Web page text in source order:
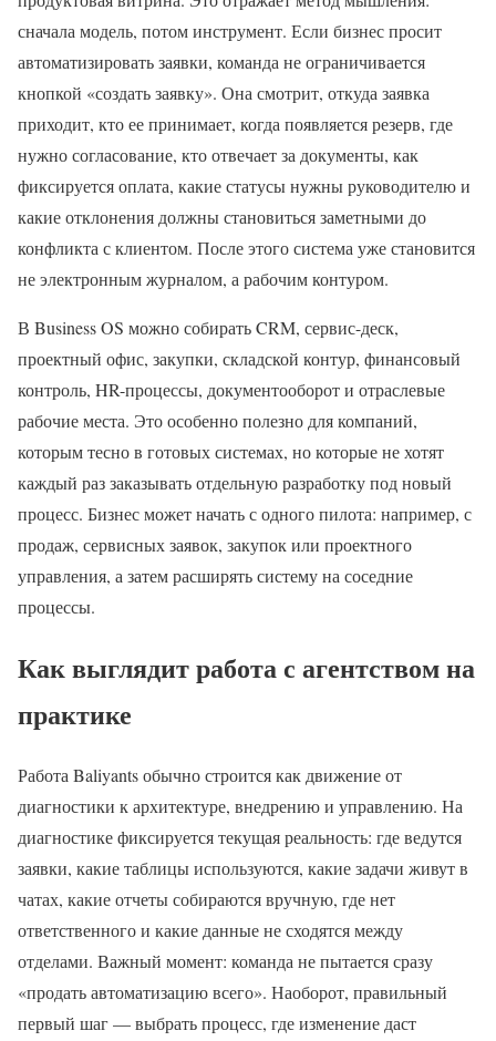
сначала модель, потом инструмент. Если бизнес просит
автоматизировать заявки, команда не ограничивается
кнопкой «создать заявку». Она смотрит, откуда заявка
приходит, кто ее принимает, когда появляется резерв, где
нужно согласование, кто отвечает за документы, как
фиксируется оплата, какие статусы нужны руководителю и
какие отклонения должны становиться заметными до
конфликта с клиентом. После этого система уже становится
не электронным журналом, а рабочим контуром.
В Business OS можно собирать CRM, сервис-деск,
проектный офис, закупки, складской контур, финансовый
контроль, HR-процессы, документооборот и отраслевые
рабочие места. Это особенно полезно для компаний,
которым тесно в готовых системах, но которые не хотят
каждый раз заказывать отдельную разработку под новый
процесс. Бизнес может начать с одного пилота: например, с
продаж, сервисных заявок, закупок или проектного
управления, а затем расширять систему на соседние
процессы.
Как выглядит работа с агентством на
практике
Работа Baliyants обычно строится как движение от
диагностики к архитектуре, внедрению и управлению. На
диагностике фиксируется текущая реальность: где ведутся
заявки, какие таблицы используются, какие задачи живут в
чатах, какие отчеты собираются вручную, где нет
ответственного и какие данные не сходятся между
отделами. Важный момент: команда не пытается сразу
«продать автоматизацию всего». Наоборот, правильный
первый шаг — выбрать процесс, где изменение даст